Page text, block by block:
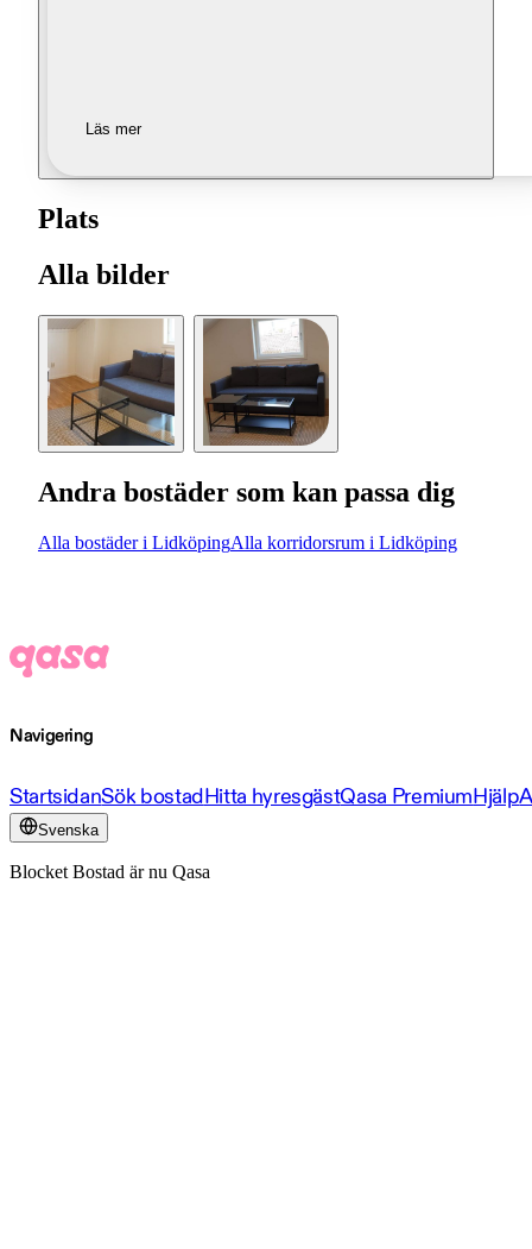
Läs mer
Plats
Alla bilder
Andra bostäder som kan passa dig
Alla bostäder i LidköpingAlla korridorsrum i Lidköping
Navigering
StartsidanSök bostadHitta hyresgästQasa PremiumHjälp
Svenska
Blocket Bostad är nu Qasa